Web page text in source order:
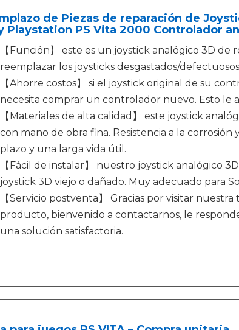
de Piezas de reparación de
Playstation PS Vita 2000 Controlador
【Función】 este es un joystick analógico 3D de
reemplazar los joysticks desgastados/
【Ahorre costos】 si el joystick original de su
necesita comprar un controlador nuevo. Esto le
【Materiales de alta calidad】 este joystick
con mano de obra fina. Resistencia a la
plazo y una larga vida útil.
【Fácil de instalar】 nuestro joystick analógico
joystick 3D viejo o dañado. Muy adecuado para
【Servicio postventa】 Gracias por visitar
producto, bienvenido a contactarnos, le
una solución satisfactoria.